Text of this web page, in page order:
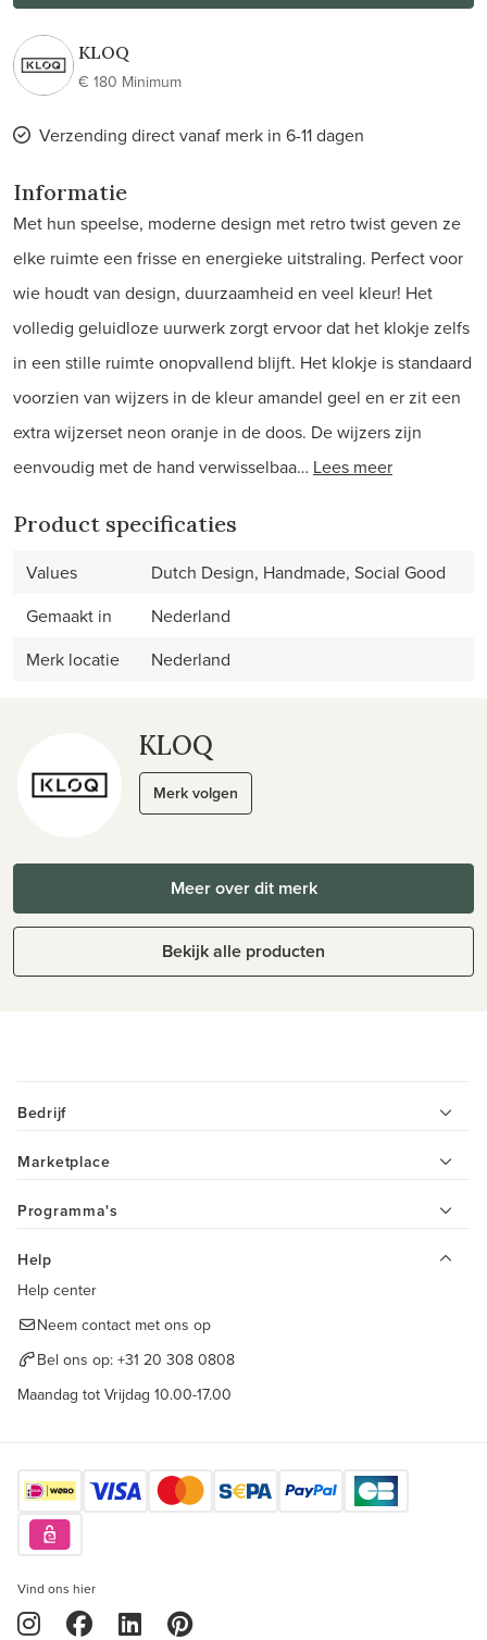
KLOQ
€ 180 Minimum
Verzending direct vanaf merk in 6-11 dagen
Informatie
Met hun speelse, moderne design met retro twist geven ze
elke ruimte een frisse en energieke uitstraling. Perfect voor
wie houdt van design, duurzaamheid en veel kleur! Het
volledig geluidloze uurwerk zorgt ervoor dat het klokje zelfs
in een stille ruimte onopvallend blijft. Het klokje is standaard
voorzien van wijzers in de kleur amandel geel en er zit een
extra wijzerset neon oranje in de doos. De wijzers zijn
eenvoudig met de hand verwisselbaa… Lees meer
Product specificaties
Values
Dutch Design, Handmade, Social Good
Gemaakt in
Nederland
Merk locatie
Nederland
KLOQ
Merk volgen
Meer over dit merk
Bekijk alle producten
Bedrijf
Marketplace
Programma's
Help
Help center
Neem contact met ons op
Bel ons op: +31 20 308 0808
Maandag tot Vrijdag 10.00-17.00
Vind ons hier